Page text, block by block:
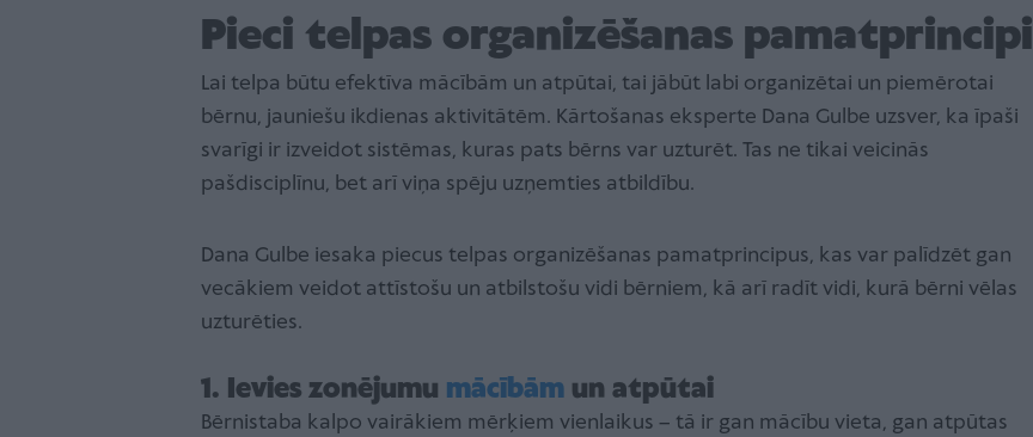
Pieci telpas organizēšanas pamatprincipi
Lai telpa būtu efektīva mācībām un atpūtai, tai jābūt labi organizētai un piemērotai
bērnu, jauniešu ikdienas aktivitātēm. Kārtošanas eksperte Dana Gulbe uzsver, ka īpaši
svarīgi ir izveidot sistēmas, kuras pats bērns var uzturēt. Tas ne tikai veicinās
pašdisciplīnu, bet arī viņa spēju uzņemties atbildību.
Dana Gulbe iesaka piecus telpas organizēšanas pamatprincipus, kas var palīdzēt gan
vecākiem veidot attīstošu un atbilstošu vidi bērniem, kā arī radīt vidi, kurā bērni vēlas
uzturēties.
1. Ievies zonējumu mācībām un atpūtai
Bērnistaba kalpo vairākiem mērķiem vienlaikus – tā ir gan mācību vieta, gan atpūtas